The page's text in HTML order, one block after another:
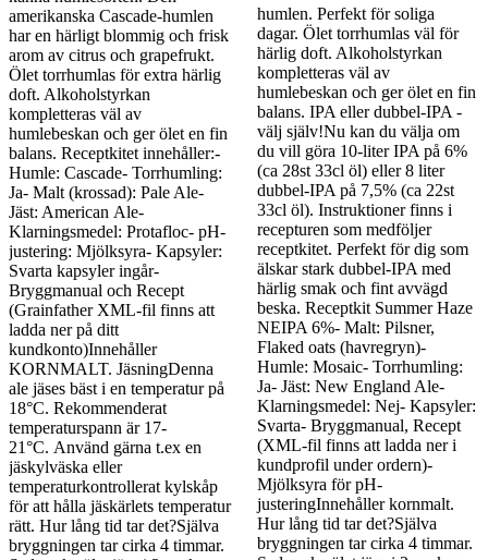
amerikanska Cascade-humlen
har en härligt blommig och frisk
arom av citrus och grapefrukt.
Ölet torrhumlas för extra härlig
doft. Alkoholstyrkan
kompletteras väl av
humlebeskan och ger ölet en fin
balans. Receptkitet innehåller:-
Humle: Cascade- Torrhumling:
Ja- Malt (krossad): Pale Ale-
Jäst: American Ale-
Klarningsmedel: Protafloc- pH-
justering: Mjölksyra- Kapsyler:
Svarta kapsyler ingår-
Bryggmanual och Recept
(Grainfather XML-fil finns att
ladda ner på ditt
kundkonto)Innehåller
KORNMALT. JäsningDenna
ale jäses bäst i en temperatur på
18°C. Rekommenderat
temperaturspann är 17-
21°C. Använd gärna t.ex en
jäskylväska eller
temperaturkontrollerat kylskåp
för att hålla jäskärlets temperatur
rätt. Hur lång tid tar det?Själva
bryggningen tar cirka 4 timmar.
humlen. Perfekt för soliga
dagar. Ölet torrhumlas väl för
härlig doft. Alkoholstyrkan
kompletteras väl av
humlebeskan och ger ölet en fin
balans. IPA eller dubbel-IPA -
välj själv!Nu kan du välja om
du vill göra 10-liter IPA på 6%
(ca 28st 33cl öl) eller 8 liter
dubbel-IPA på 7,5% (ca 22st
33cl öl). Instruktioner finns i
recepturen som medföljer
receptkitet. Perfekt för dig som
älskar stark dubbel-IPA med
härlig smak och fint avvägd
beska. Receptkit Summer Haze
NEIPA 6%- Malt: Pilsner,
Flaked oats (havregryn)-
Humle: Mosaic- Torrhumling:
Ja- Jäst: New England Ale-
Klarningsmedel: Nej- Kapsyler:
Svarta- Bryggmanual, Recept
(XML-fil finns att ladda ner i
kundprofil under ordern)-
Mjölksyra för pH-
justeringInnehåller kornmalt.
Hur lång tid tar det?Själva
bryggningen tar cirka 4 timmar.